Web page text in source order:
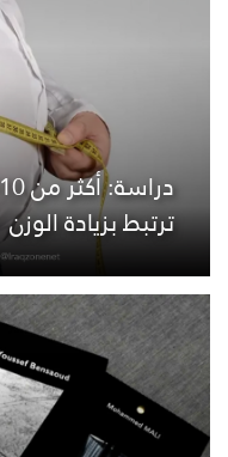
ترتبط بزيادة الوزن